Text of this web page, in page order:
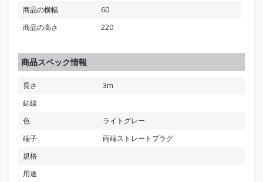
商品の横幅
60
商品の高さ
220
商品スペック情報
長さ
3m
結線
色
ライトグレー
端子
両端ストレートプラグ
規格
用途